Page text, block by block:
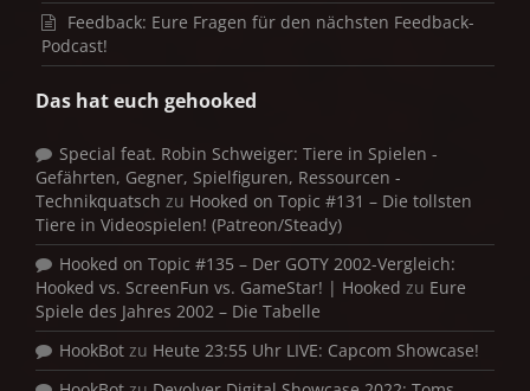
Feedback: Eure Fragen für den nächsten Feedback-
Podcast!
Das hat euch gehooked
Special feat. Robin Schweiger: Tiere in Spielen -
Gefährten, Gegner, Spielfiguren, Ressourcen -
Technikquatsch zu Hooked on Topic #131 – Die tollsten
Tiere in Videospielen! (Patreon/Steady)
Hooked on Topic #135 – Der GOTY 2002-Vergleich:
Hooked vs. ScreenFun vs. GameStar! | Hooked zu Eure
Spiele des Jahres 2002 – Die Tabelle
HookBot zu Heute 23:55 Uhr LIVE: Capcom Showcase!